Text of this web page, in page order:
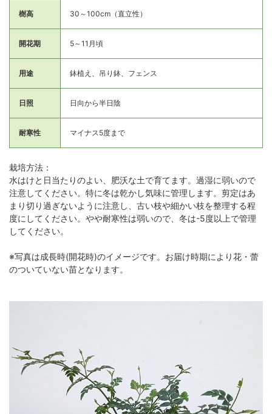
樹高 30～100cm（直立性）
開花期 5～11月頃
用途 鉢植え、吊り鉢、フェンス
日照 日向から半日陰
耐寒性 マイナス5度まで
栽培方法：
水はけと日当たりのよい、肥沃な土で育てます。過湿に弱いので
注意してください。特に冬は乾かし気味に管理します。剪定はあ
まり切り過ぎないように注意し、古い枝や細かい枝を整理する程
度にしてください。やや耐寒性は弱いので、冬は-5度以上で管理
してください。
※写真は成長時(開花時)のイメージです。お届け時期により花・蕾
のついていない苗となります。